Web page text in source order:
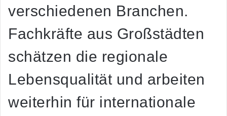
verschiedenen Branchen.
Fachkräfte aus Großstädten
schätzen die regionale
Lebensqualität und arbeiten
weiterhin für internationale